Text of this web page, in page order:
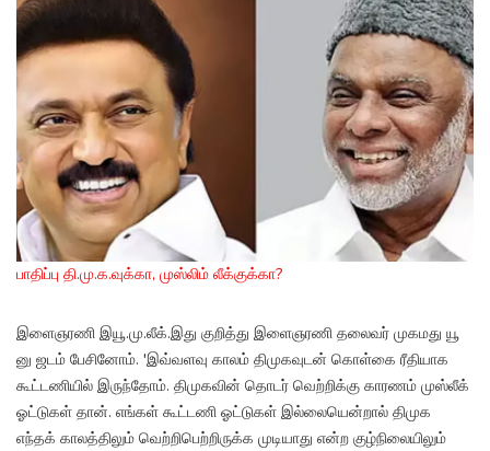
பாதிப்பு தி.மு.க.வுக்கா, முஸ்லிம் லீக்குக்கா?
இளைஞரணி இயூ.மு.லீக்.இது குறித்து இளைஞரணி தலைவர் முகமது யூ
னு ஜடம் பேசினோம். 'இவ்வளவு காலம் திமுகவுடன் கொள்கை ரீதியாக
கூட்டணியில் இருந்தோம். திமுகவின் தொடர் வெற்றிக்கு காரணம் முஸ்லீக்
ஓட்டுகள் தான். எங்கள் கூட்டணி ஓட்டுகள் இல்லையென்றால் திமுக
எந்தக் காலத்திலும் வெற்றிபெற்றிருக்க முடியாது என்ற குழ்நிலையிலும்